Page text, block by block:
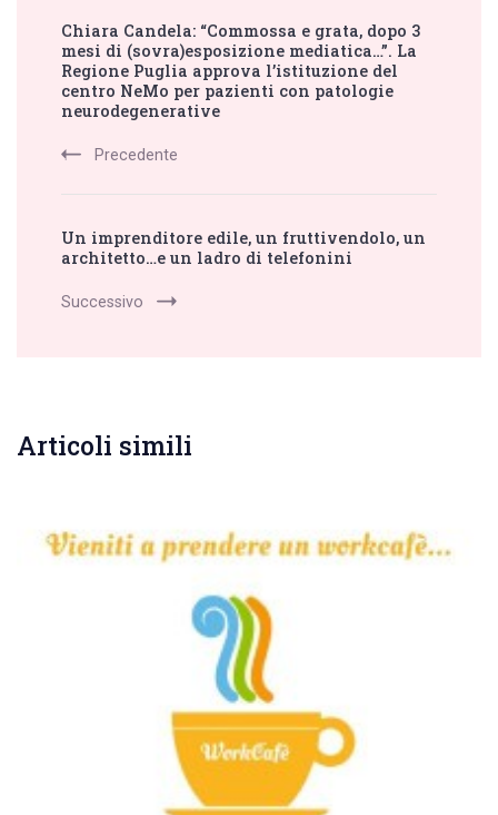
Navigation
Chiara Candela: “Commossa e grata, dopo 3
mesi di (sovra)esposizione mediatica…”. La
Regione Puglia approva l’istituzione del
centro NeMo per pazienti con patologie
neurodegenerative
Precedente
Un imprenditore edile, un fruttivendolo, un
architetto…e un ladro di telefonini
Successivo
Articoli simili